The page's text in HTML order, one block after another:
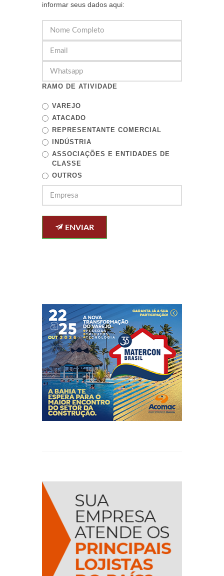
informar seus dados aqui:
RAMO DE ATIVIDADE
VAREJO
ATACADO
REPRESENTANTE COMERCIAL
INDÚSTRIA
ASSOCIAÇÕES E ENTIDADES DE
CLASSE
OUTROS
ENVIAR